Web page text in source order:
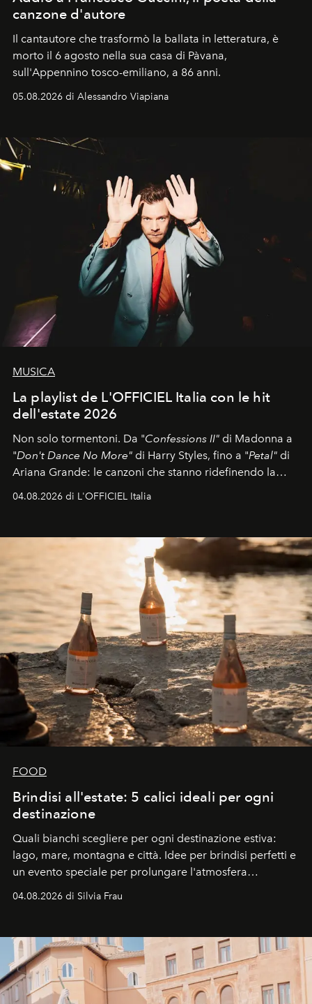
canzone d'autore
Il cantautore che trasformò la ballata in letteratura, è
morto il 6 agosto nella sua casa di Pàvana,
sull'Appennino tosco-emiliano, a 86 anni.
05.08.2026 di Alessandro Viapiana
MUSICA
La playlist de L'OFFICIEL Italia con le hit
dell'estate 2026
Non solo tormentoni. Da "Confessions II" di Madonna a
"Don't Dance No More" di Harry Styles, fino a "Petal" di
Ariana Grande: le canzoni che stanno ridefinendo la
colonna sonora della stagione.
04.08.2026 di L'OFFICIEL Italia
FOOD
Brindisi all'estate: 5 calici ideali per ogni
destinazione
Quali bianchi scegliere per ogni destinazione estiva:
lago, mare, montagna e città. Idee per brindisi perfetti e
un evento speciale per prolungare l'atmosfera
04.08.2026 di Silvia Frau